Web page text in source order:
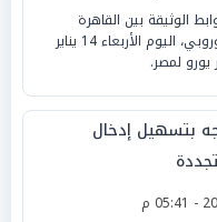
الوثيقة بين القاهرة
وبروكسل، أعلن الاتحاد الأوروبي، اليوم الأربعاء 14 يناير
بتسهيل إدخال